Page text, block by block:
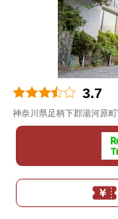
3.7
神奈川県足柄下郡湯河原